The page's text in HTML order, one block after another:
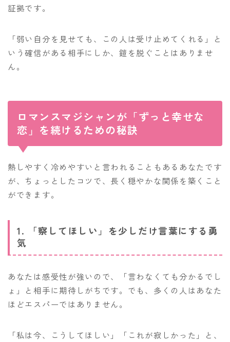
証拠です。
「弱い自分を見せても、この人は受け止めてくれる」と
いう確信がある相手にしか、鎧を脱ぐことはありませ
ん。
ロマンスマジシャンが「ずっと幸せな
恋」を続けるための秘訣
熱しやすく冷めやすいと言われることもあるあなたです
が、ちょっとしたコツで、長く穏やかな関係を築くこと
ができます。
1. 「察してほしい」を少しだけ言葉にする勇
気
あなたは感受性が強いので、「言わなくても分かるでし
ょ」と相手に期待しがちです。でも、多くの人はあなた
ほどエスパーではありません。
「私は今、こうしてほしい」「これが寂しかった」と、